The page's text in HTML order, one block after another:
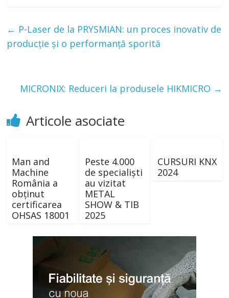
← P-Laser de la PRYSMIAN: un proces inovativ de
producție și o performanță sporită
MICRONIX: Reduceri la produsele HIKMICRO →
Articole asociate
Man and
Machine
România a
obținut
certificarea
OHSAS 18001
Peste 4.000
de specialiști
au vizitat
METAL
SHOW & TIB
2025
CURSURI KNX
2024